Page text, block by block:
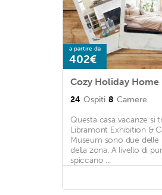
a partire da
402€
24 Ospiti 8 Camere
Questa casa vacanze si
Libramont Exhibition &
Museum sono due
della zona. A livello di
spiccano ...